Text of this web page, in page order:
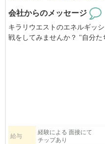
会社からのメッセージ
キラリウエストのエネルギッ
戦をしてみませんか？ "自分
給与
経験による 面接にて
チップあり